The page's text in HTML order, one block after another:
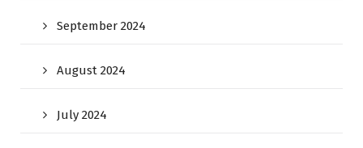
September 2024
August 2024
July 2024